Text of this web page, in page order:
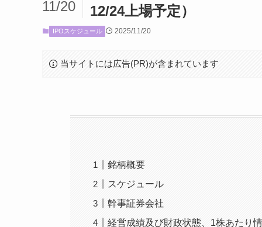
12/24上場予定）
11/20
IPOスケジュール 2025/11/20
当サイトには広告(PR)が含まれています
銘柄概要
スケジュール
幹事証券会社
経営成績及び財政状態、1株あたり